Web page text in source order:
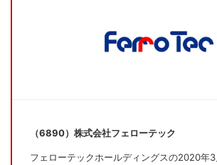
（6890）株式会社フェローテック
フェローテックホールディングスの2020年